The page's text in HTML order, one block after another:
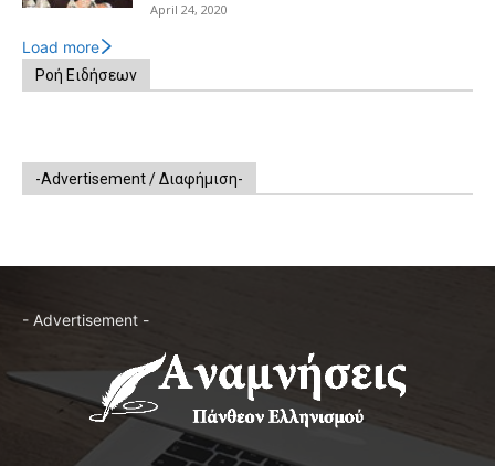
April 24, 2020
Load more
Ροή Ειδήσεων
-Advertisement / Διαφήμιση-
- Advertisement -